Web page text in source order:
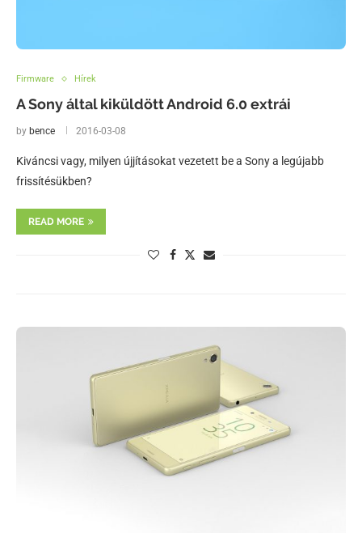
Firmware Hírek
A Sony által kiküldött Android 6.0 extrái
by bence 2016-03-08
Kiváncsi vagy, milyen újjításokat vezetett be a Sony a legújabb
frissítésükben?
READ MORE